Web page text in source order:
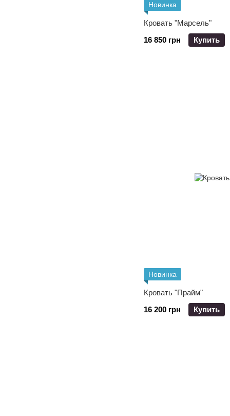
Новинка
Кровать "Марсель"
16 850 грн
Купить
Новинка
Кровать "Прайм"
16 200 грн
Купить